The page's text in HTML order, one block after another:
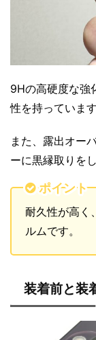
9Hの高硬度な強
性を持っています
また、露出オー
ーに黒縁取りを
ポイント
耐久性が高く
ルムです。
装着前と装